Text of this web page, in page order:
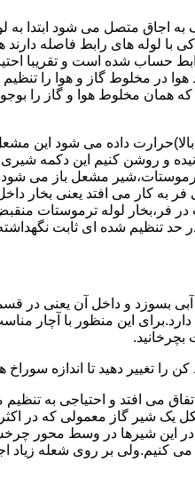
اجاق متصل می شود ابتدا
با لوله های رابط فاصله
حساب شده است و تقریبا
مخلوط گاز و هوا را تنظیم
مخلوط هوا و گاز را
داده می شود این
کنیم این دکمه شیری
مشعل باز می
کار می افتد یعنی بخار
در فر،بخار لوله ترموستات
تنظیم شده ای ثابت
این منظور با آچار
را تغییر دهید تا اندازه
می افتد و احتیاجی به
یک شیر گاز معمولی که در
این شیرها در وسط محور
می کنیم.ولی بر روی شعله